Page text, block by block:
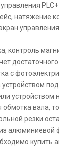
натяжение
контроль
с
устройством
вала,
резки
алюминиевой
купить